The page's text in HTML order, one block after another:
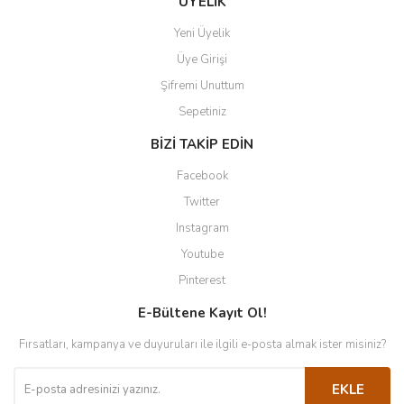
Yeni Üyelik
Üye Girişi
Şifremi Unuttum
Sepetiniz
BİZİ TAKİP EDİN
Facebook
Twitter
Instagram
Youtube
Pinterest
E-Bültene Kayıt Ol!
Fırsatları, kampanya ve duyuruları ile ilgili e-posta almak ister misiniz?
EKLE